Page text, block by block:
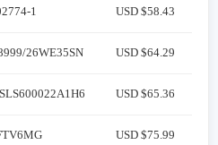
1 USD $58.43
26WE35SN USD $64.29
USD $65.36
USD $75.99